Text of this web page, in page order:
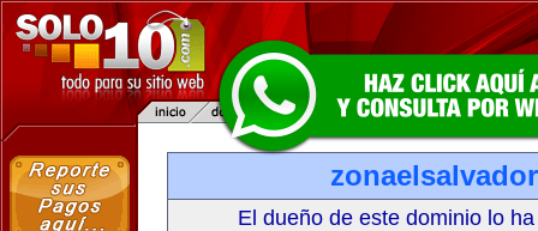
El dueño de este dominio lo